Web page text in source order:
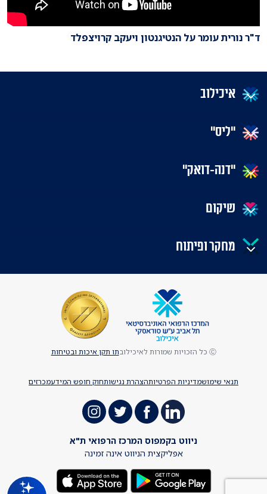
ד"ר נורית עומר על הנטיגנטון ויעקב קרויצפלד
איכילוב
"ליס"
"דנה-דואק"
שיקום
מחקר ופיתוח
תנאי שימושמדיניות הפרטיותהצהרת נגישותחוק חופש המידעמכרזים
Ⓒ כל הזכויות שמורות לאיכילוב תו תקן איכות ובטיחות
ניווט בקמפוס המרכז הרפואי ת"א
אפליקצית הניווט אינה זמינה